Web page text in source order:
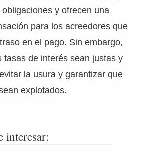
y ofrecen una
para los acreedores que
en el pago. Sin embargo,
tasas de interés sean justas y
la usura y garantizar que
explotados.
interesar: